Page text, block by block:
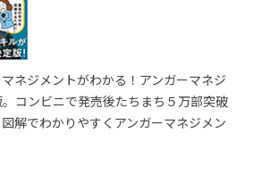
ネジメントがわかる！アンガーマネジ
コンビニで発売後たちまち５万部突破
解でわかりやすくアンガーマネジメン